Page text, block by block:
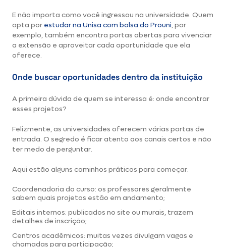
E não importa como você ingressou na universidade. Quem
opta por estudar na Unisa com bolsa do Prouni, por
exemplo, também encontra portas abertas para vivenciar
a extensão e aproveitar cada oportunidade que ela
oferece.
Onde buscar oportunidades dentro da instituição
A primeira dúvida de quem se interessa é: onde encontrar
esses projetos?
Felizmente, as universidades oferecem várias portas de
entrada. O segredo é ficar atento aos canais certos e não
ter medo de perguntar.
Aqui estão alguns caminhos práticos para começar:
Coordenadoria do curso: os professores geralmente
sabem quais projetos estão em andamento;
Editais internos: publicados no site ou murais, trazem
detalhes de inscrição;
Centros acadêmicos: muitas vezes divulgam vagas e
chamadas para participação;